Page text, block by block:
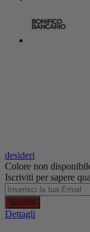
desideri
Colore non
Iscriviti per sapere
Iscriviti
Dettagli